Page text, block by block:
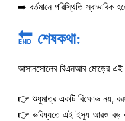
➡️ বর্তমানে পরিস্থিতি স্বাভাবিক
🔚 শেষকথা:
আসানসোলের বিএনআর মোড়ের
👉 শুধুমাত্র একটি বিক্ষোভ নয়,
👉 ভবিষ্যতে এই ইস্যু আরও বড়